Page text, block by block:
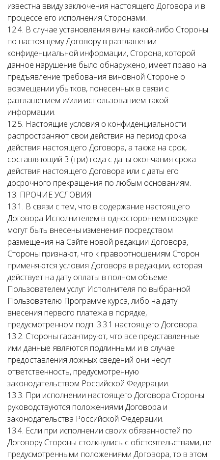
известна ввиду заключения настоящего Договора и в
процессе его исполнения Сторонами.
12.4. В случае установления вины какой-либо Стороны
по настоящему Договору в разглашении
конфиденциальной информации, Сторона, которой
данное нарушение было обнаружено, имеет право на
предъявление требования виновной Стороне о
возмещении убытков, понесенных в связи с
разглашением и/или использованием такой
информации.
12.5. Настоящие условия о конфиденциальности
распространяют свои действия на период срока
действия настоящего Договора, а также на срок,
составляющий 3 (три) года с даты окончания срока
действия настоящего Договора или с даты его
досрочного прекращения по любым основаниям.
13. ПРОЧИЕ УСЛОВИЯ
13.1. В связи с тем, что в содержание настоящего
Договора Исполнителем в одностороннем порядке
могут быть внесены изменения посредством
размещения на Сайте новой редакции Договора,
Стороны признают, что к правоотношениям Сторон
применяются условия Договора в редакции, которая
действует на дату оплаты в полном объеме
Пользователем услуг Исполнителя по выбранной
Пользователю Программе курса, либо на дату
внесения первого платежа в порядке,
предусмотренном подп. 3.3.1 настоящего Договора.
13.2. Стороны гарантируют, что все представленные
ими данные являются подлинными и в случае
предоставления ложных сведений они несут
ответственность, предусмотренную
законодательством Российской Федерации.
13.3. При исполнении настоящего Договора Стороны
руководствуются положениями Договора и
законодательства Российской Федерации.
13.4. Если при исполнении своих обязанностей по
Договору Стороны столкнулись с обстоятельствами, не
предусмотренными положениями Договора, то в этом